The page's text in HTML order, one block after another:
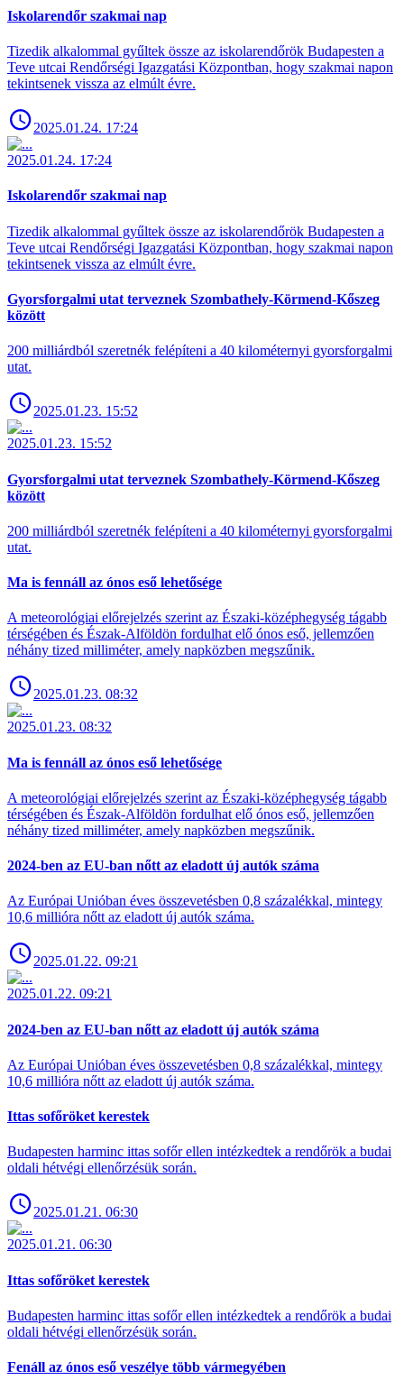
Iskolarendőr szakmai nap
Tizedik alkalommal gyűltek össze az iskolarendőrök Budapesten a
Teve utcai Rendőrségi Igazgatási Központban, hogy szakmai napon
tekintsenek vissza az elmúlt évre.
2025.01.24. 17:24
2025.01.24. 17:24
Iskolarendőr szakmai nap
Tizedik alkalommal gyűltek össze az iskolarendőrök Budapesten a
Teve utcai Rendőrségi Igazgatási Központban, hogy szakmai napon
tekintsenek vissza az elmúlt évre.
Gyorsforgalmi utat terveznek Szombathely-Körmend-Kőszeg
között
200 milliárdból szeretnék felépíteni a 40 kilométernyi gyorsforgalmi
utat.
2025.01.23. 15:52
2025.01.23. 15:52
Gyorsforgalmi utat terveznek Szombathely-Körmend-Kőszeg
között
200 milliárdból szeretnék felépíteni a 40 kilométernyi gyorsforgalmi
utat.
Ma is fennáll az ónos eső lehetősége
A meteorológiai előrejelzés szerint az Északi-középhegység tágabb
térségében és Észak-Alföldön fordulhat elő ónos eső, jellemzően
néhány tized milliméter, amely napközben megszűnik.
2025.01.23. 08:32
2025.01.23. 08:32
Ma is fennáll az ónos eső lehetősége
A meteorológiai előrejelzés szerint az Északi-középhegység tágabb
térségében és Észak-Alföldön fordulhat elő ónos eső, jellemzően
néhány tized milliméter, amely napközben megszűnik.
2024-ben az EU-ban nőtt az eladott új autók száma
Az Európai Unióban éves összevetésben 0,8 százalékkal, mintegy
10,6 millióra nőtt az eladott új autók száma.
2025.01.22. 09:21
2025.01.22. 09:21
2024-ben az EU-ban nőtt az eladott új autók száma
Az Európai Unióban éves összevetésben 0,8 százalékkal, mintegy
10,6 millióra nőtt az eladott új autók száma.
Ittas sofőröket kerestek
Budapesten harminc ittas sofőr ellen intézkedtek a rendőrök a budai
oldali hétvégi ellenőrzésük során.
2025.01.21. 06:30
2025.01.21. 06:30
Ittas sofőröket kerestek
Budapesten harminc ittas sofőr ellen intézkedtek a rendőrök a budai
oldali hétvégi ellenőrzésük során.
Fenáll az ónos eső veszélye több vármegyében